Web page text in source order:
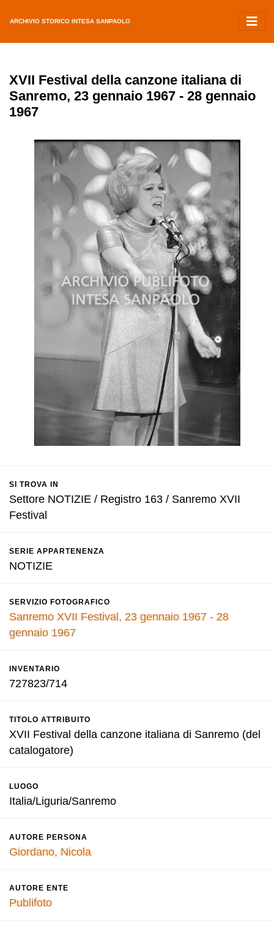
ARCHIVIO STORICO INTESA SANPAOLO
XVII Festival della canzone italiana di
Sanremo, 23 gennaio 1967 - 28 gennaio
1967
SI TROVA IN
Settore NOTIZIE / Registro 163 / Sanremo XVII
Festival
SERIE APPARTENENZA
NOTIZIE
SERVIZIO FOTOGRAFICO
Sanremo XVII Festival, 23 gennaio 1967 - 28
gennaio 1967
INVENTARIO
727823/714
TITOLO ATTRIBUITO
XVII Festival della canzone italiana di Sanremo (del
catalogatore)
LUOGO
Italia/Liguria/Sanremo
AUTORE PERSONA
Giordano, Nicola
AUTORE ENTE
Publifoto